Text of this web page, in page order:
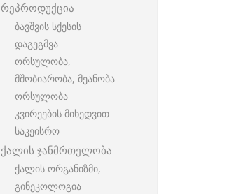
რეპროდუქცია
ბავშვის სქესის
დაგეგმვა
ორსულობა,
მშობიარობა, მეანობა
ორსულობა
კვირეების მიხედვით
საკეისრო
ქალის ჯანმრთელობა
ქალის ორგანიზმი,
გინეკოლოგია